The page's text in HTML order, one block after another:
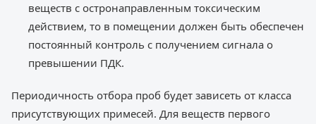
веществ с остронаправленным токсическим
действием, то в помещении должен быть обеспечен
постоянный контроль с получением сигнала о
превышении ПДК.
Периодичность отбора проб будет зависеть от класса
присутствующих примесей. Для веществ первого